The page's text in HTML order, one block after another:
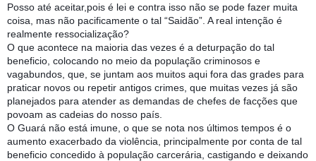
Posso até aceitar,pois é lei e contra isso não se pode fazer muita
coisa, mas não pacificamente o tal “Saidão”. A real intenção é
realmente ressocialização?
O que acontece na maioria das vezes é a deturpação do tal
beneficio, colocando no meio da população criminosos e
vagabundos, que, se juntam aos muitos aqui fora das grades para
praticar novos ou repetir antigos crimes, que muitas vezes já são
planejados para atender as demandas de chefes de facções que
povoam as cadeias do nosso país.
O Guará não está imune, o que se nota nos últimos tempos é o
aumento exacerbado da violência, principalmente por conta de tal
beneficio concedido à população carcerária, castigando e deixando